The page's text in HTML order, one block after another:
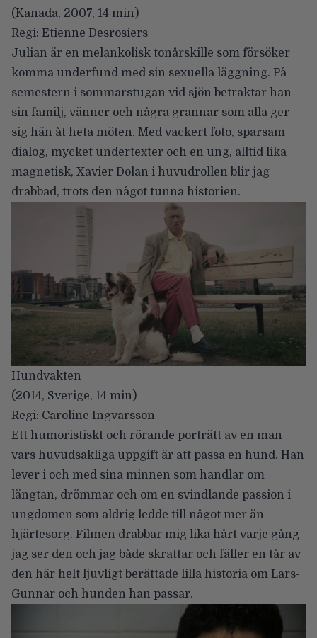
(Kanada, 2007, 14 min)
Regi: Etienne Desrosiers
Julian är en melankolisk tonårskille som försöker
komma underfund med sin sexuella läggning. På
semestern i sommarstugan vid sjön betraktar han
sin familj, vänner och några grannar som alla ger
sig hän åt heta möten. Med vackert foto, sparsam
dialog, mycket undertexter och en ung, alltid lika
magnetisk, Xavier Dolan i huvudrollen blir jag
drabbad, trots den något tunna historien.
Hundvakten
(2014, Sverige, 14 min)
Regi: Caroline Ingvarsson
Ett humoristiskt och rörande porträtt av en man
vars huvudsakliga uppgift är att passa en hund. Han
lever i och med sina minnen som handlar om
längtan, drömmar och om en svindlande passion i
ungdomen som aldrig ledde till något mer än
hjärtesorg. Filmen drabbar mig lika hårt varje gång
jag ser den och jag både skrattar och fäller en tår av
den här helt ljuvligt berättade lilla historia om Lars-
Gunnar och hunden han passar.